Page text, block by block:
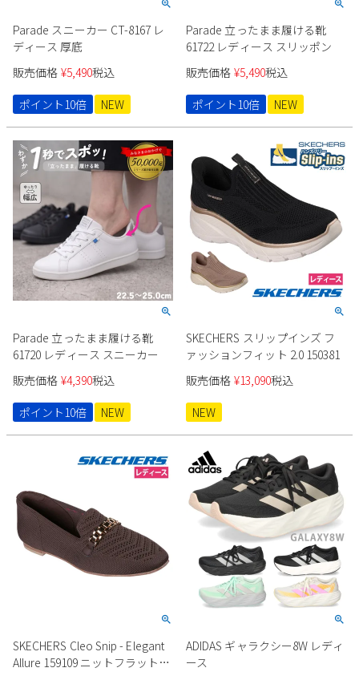
ウェア
Parade
SKECHERS
moz
new balance
puma
ブーツ
Parade
SKECHERS
GAP
EDWIN
new balance
Parade
SKECHERS
new balance
asics
瞬足
ボディバッグ
ビジネスバッグ
トートバッグ
ショルダーバッグ
財布
ケア用品
雑貨
店舗一覧
ご利用ガイド
会員サービス
お問い合わせ
メルマガ購買
営業日カレンダー
休業日 お問い合わせ窓口休業日
2026 年8月
10 11 13 14
15
20 21
22
23
24 27 28
29
30
31
2026 年9月
木 金
土
3
5
13
14 15 17 18
19
Parade スニーカー CT-8167 レ
ディース 厚底
販売価格 ¥5,490税込
ポイント10倍
NEW
Parade 立ったまま履ける靴
61722 レディース スリッポン
販売価格 ¥5,490税込
ポイント10倍
NEW
Parade 立ったまま履ける靴
61720 レディース スニーカー
販売価格 ¥4,390税込
ポイント10倍
NEW
SKECHERS スリップインズ フ
ァッションフィット 2.0 150381
販売価格 ¥13,090税込
NEW
SKECHERS Cleo Snip - Elegant
Allure 159109 ニットフラットシ
ADIDAS ギャラクシー8W レディ
ース